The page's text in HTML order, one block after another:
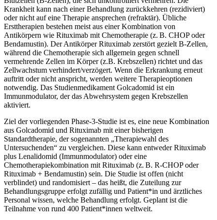
Krankheit kann nach einer Behandlung zurückkehren (rezidiviert)
oder nicht auf eine Therapie ansprechen (refraktär). Übliche
Ersttherapien bestehen meist aus einer Kombination von
Antikörpern wie Rituximab mit Chemotherapie (z. B. CHOP oder
Bendamustin). Der Antikörper Rituximab zerstört gezielt B-Zellen,
während die Chemotherapie sich allgemein gegen schnell
vermehrende Zellen im Körper (z.B. Krebszellen) richtet und das
Zellwachstum verhindert/verzögert. Wenn die Erkrankung erneut
auftritt oder nicht anspricht, werden weitere Therapieoptionen
notwendig. Das Studienmedikament Golcadomid ist ein
Immunmodulator, der das Abwehrsystem gegen Krebszellen
aktiviert.
Ziel der vorliegenden Phase-3-Studie ist es, eine neue Kombination
aus Golcadomid und Rituximab mit einer bisherigen
Standardtherapie, der sogenannten „Therapiewahl des
Untersuchenden“ zu vergleichen. Diese kann entweder Rituximab
plus Lenalidomid (Immunmodulator) oder eine
Chemotherapiekombination mit Rituximab (z. B. R-CHOP oder
Rituximab + Bendamustin) sein. Die Studie ist offen (nicht
verblindet) und randomisiert – das heißt, die Zuteilung zur
Behandlungsgruppe erfolgt zufällig und Patient*in und ärztliches
Personal wissen, welche Behandlung erfolgt. Geplant ist die
Teilnahme von rund 400 Patient*innen weltweit.